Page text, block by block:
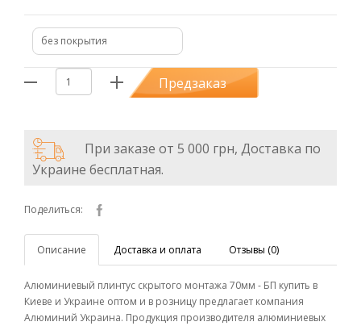
без покрытия
Предзаказ
При заказе от 5 000 грн, Доставка по
Украине бесплатная.
Поделиться:
Описание Доставка и оплата Отзывы (0)
Алюминиевый плинтус скрытого монтажа 70мм - БП купить в
Киеве и Украине оптом и в розницу предлагает компания
Алюминий Украина. Продукция производителя алюминиевых